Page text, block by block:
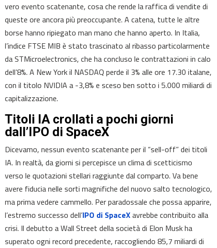
vero evento scatenante, cosa che rende la raffica di vendite di
queste ore ancora più preoccupante. A catena, tutte le altre
borse hanno ripiegato man mano che hanno aperto. In Italia,
l’indice FTSE MIB è stato trascinato al ribasso particolarmente
da STMicroelectronics, che ha concluso le contrattazioni in calo
dell’8%. A New York il NASDAQ perde il 3% alle ore 17.30 italane,
con il titolo NVIDIA a -3,8% e sceso ben sotto i 5.000 miliardi di
capitalizzazione.
Titoli IA crollati a pochi giorni
dall’IPO di SpaceX
Dicevamo, nessun evento scatenante per il “sell-off” dei titoli
IA. In realtà, da giorni si percepisce un clima di scetticismo
verso le quotazioni stellari raggiunte dal comparto. Va bene
avere fiducia nelle sorti magnifiche del nuovo salto tecnologico,
ma prima vedere cammello. Per paradossale che possa apparire,
l’estremo successo dell’IPO di SpaceXavrebbe contribuito alla
crisi. Il debutto a Wall Street della società di Elon Musk ha
superato ogni record precedente, raccogliendo 85,7 miliardi di